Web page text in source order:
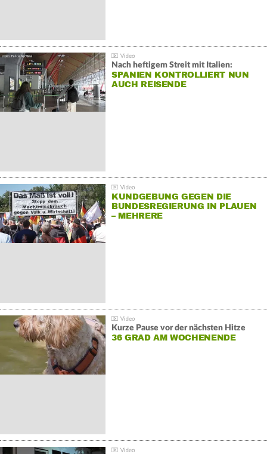
Nach heftigem Streit mit Italien:
SPANIEN KONTROLLIERT NUN
AUCH REISENDE
KUNDGEBUNG GEGEN DIE
BUNDESREGIERUNG IN PLAUEN
– MEHRERE
Kurze Pause vor der nächsten Hitze
36 GRAD AM WOCHENENDE